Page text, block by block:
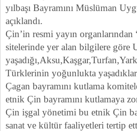
yılbaşı Bayramını Müslüman
açıklandı.
Çin’in resmi yayın
sitelerinde yer alan bilgilere
Türklerinin yoğunlukta
Çagan bayramını kutlama
etnik Çin bayramını kutlamaya
Çin işgal yönetimi bu etnik Çin
sanat ve kültür faaliyetleri tertip